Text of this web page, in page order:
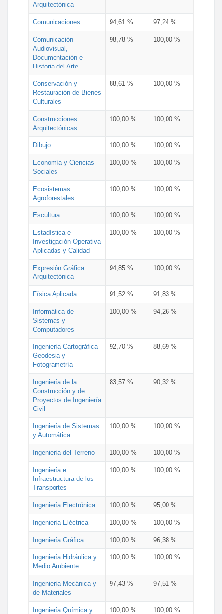
Arquitectónica
Comunicaciones 94,61 % 97,24 %
Comunicación
Audiovisual,
Documentación e
Historia del Arte
98,78 % 100,00 %
Conservación y
Restauración de Bienes
Culturales
88,61 % 100,00 %
Construcciones
Arquitectónicas
100,00 % 100,00 %
Dibujo 100,00 % 100,00 %
Economía y Ciencias
Sociales
100,00 % 100,00 %
Ecosistemas
Agroforestales
100,00 % 100,00 %
Escultura 100,00 % 100,00 %
Estadística e
Investigación Operativa
Aplicadas y Calidad
100,00 % 100,00 %
Expresión Gráfica
Arquitectónica
94,85 % 100,00 %
Física Aplicada 91,52 % 91,83 %
Informática de
Sistemas y
Computadores
100,00 % 94,26 %
Ingeniería Cartográfica
Geodesia y
Fotogrametría
92,70 % 88,69 %
Ingeniería de la
Construcción y de
Proyectos de Ingeniería
Civil
83,57 % 90,32 %
Ingeniería de Sistemas
y Automática
100,00 % 100,00 %
Ingeniería del Terreno 100,00 % 100,00 %
Ingeniería e
Infraestructura de los
Transportes
100,00 % 100,00 %
Ingeniería Electrónica 100,00 % 95,00 %
Ingeniería Eléctrica 100,00 % 100,00 %
Ingeniería Gráfica 100,00 % 96,38 %
Ingeniería Hidráulica y
Medio Ambiente
100,00 % 100,00 %
Ingeniería Mecánica y
de Materiales
97,43 % 97,51 %
Ingeniería Química y
100,00 % 100,00 %